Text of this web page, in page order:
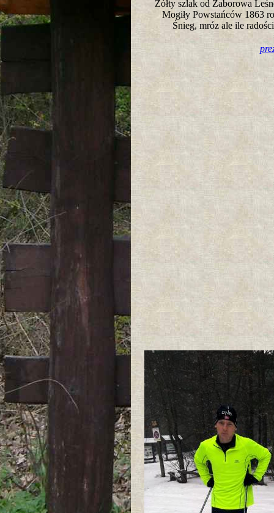
Żółty szlak od Zaborowa
Mogiły Powstańców 1863
Śnieg, mróz ale ile